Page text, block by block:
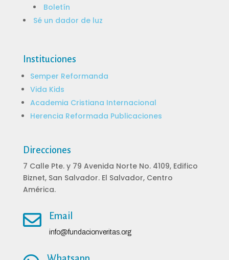
Boletín
Sé un dador de luz
Instituciones
Semper Reformanda
Vida Kids
Academia Cristiana Internacional
Herencia Reformada Publicaciones
Direcciones
7 Calle Pte. y 79 Avenida Norte No. 4109, Edifico
Biznet, San Salvador. El Salvador, Centro
América.
 Email
info@fundacionveritas.org